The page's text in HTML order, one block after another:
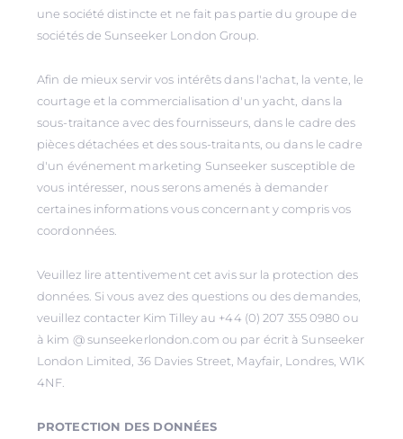
une société distincte et ne fait pas partie du groupe de
sociétés de Sunseeker London Group.
Afin de mieux servir vos intérêts dans l'achat, la vente, le
courtage et la commercialisation d'un yacht, dans la
sous-traitance avec des fournisseurs, dans le cadre des
pièces détachées et des sous-traitants, ou dans le cadre
d'un événement marketing Sunseeker susceptible de
vous intéresser, nous serons amenés à demander
certaines informations vous concernant y compris vos
coordonnées.
Veuillez lire attentivement cet avis sur la protection des
données. Si vous avez des questions ou des demandes,
veuillez contacter Kim Tilley au +44 (0) 207 355 0980 ou
à kim @ sunseekerlondon.com ou par écrit à Sunseeker
London Limited, 36 Davies Street, Mayfair, Londres, W1K
4NF.
PROTECTION DES DONNÉES